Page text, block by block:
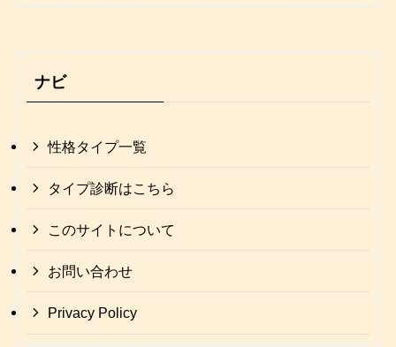
ナビ
性格タイプ一覧
タイプ診断はこちら
このサイトについて
お問い合わせ
Privacy Policy